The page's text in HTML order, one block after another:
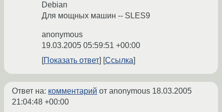
Debian
Для мощных машин -- SLES9
anonymous
19.03.2005 05:59:51 +00:00
Показать ответ
Ссылка
Ответ на: комментарий от anonymous 18.03.2005
21:04:48 +00:00